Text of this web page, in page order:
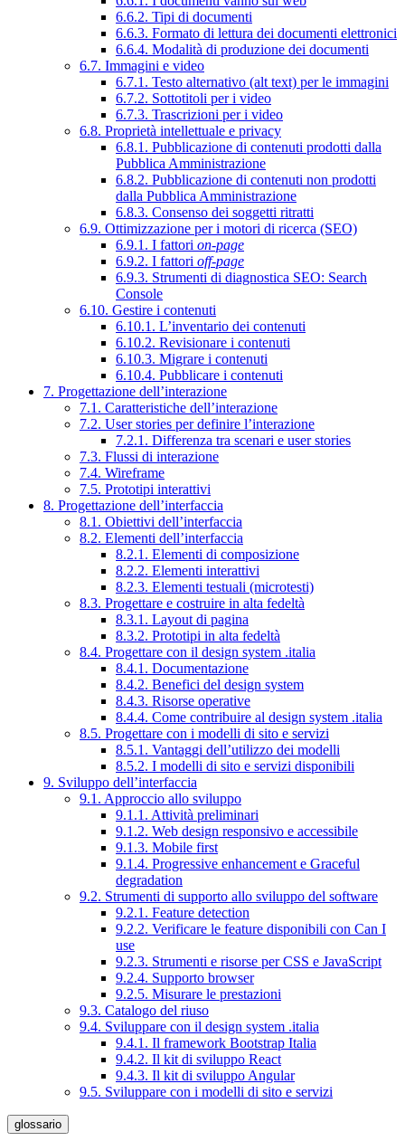
6.6.2. Tipi di documenti
6.6.3. Formato di lettura dei documenti elettronici
6.6.4. Modalità di produzione dei documenti
6.7. Immagini e video
6.7.1. Testo alternativo (alt text) per le immagini
6.7.2. Sottotitoli per i video
6.7.3. Trascrizioni per i video
6.8. Proprietà intellettuale e privacy
6.8.1. Pubblicazione di contenuti prodotti dalla
Pubblica Amministrazione
6.8.2. Pubblicazione di contenuti non prodotti
dalla Pubblica Amministrazione
6.8.3. Consenso dei soggetti ritratti
6.9. Ottimizzazione per i motori di ricerca (SEO)
6.9.1. I fattori on-page
6.9.2. I fattori off-page
6.9.3. Strumenti di diagnostica SEO: Search
Console
6.10. Gestire i contenuti
6.10.1. L’inventario dei contenuti
6.10.2. Revisionare i contenuti
6.10.3. Migrare i contenuti
6.10.4. Pubblicare i contenuti
7. Progettazione dell’interazione
7.1. Caratteristiche dell’interazione
7.2. User stories per definire l’interazione
7.2.1. Differenza tra scenari e user stories
7.3. Flussi di interazione
7.4. Wireframe
7.5. Prototipi interattivi
8. Progettazione dell’interfaccia
8.1. Obiettivi dell’interfaccia
8.2. Elementi dell’interfaccia
8.2.1. Elementi di composizione
8.2.2. Elementi interattivi
8.2.3. Elementi testuali (microtesti)
8.3. Progettare e costruire in alta fedeltà
8.3.1. Layout di pagina
8.3.2. Prototipi in alta fedeltà
8.4. Progettare con il design system .italia
8.4.1. Documentazione
8.4.2. Benefici del design system
8.4.3. Risorse operative
8.4.4. Come contribuire al design system .italia
8.5. Progettare con i modelli di sito e servizi
8.5.1. Vantaggi dell’utilizzo dei modelli
8.5.2. I modelli di sito e servizi disponibili
9. Sviluppo dell’interfaccia
9.1. Approccio allo sviluppo
9.1.1. Attività preliminari
9.1.2. Web design responsivo e accessibile
9.1.3. Mobile first
9.1.4. Progressive enhancement e Graceful
degradation
9.2. Strumenti di supporto allo sviluppo del software
9.2.1. Feature detection
9.2.2. Verificare le feature disponibili con Can I
use
9.2.3. Strumenti e risorse per CSS e JavaScript
9.2.4. Supporto browser
9.2.5. Misurare le prestazioni
9.3. Catalogo del riuso
9.4. Sviluppare con il design system .italia
9.4.1. Il framework Bootstrap Italia
9.4.2. Il kit di sviluppo React
9.4.3. Il kit di sviluppo Angular
9.5. Sviluppare con i modelli di sito e servizi
glossario